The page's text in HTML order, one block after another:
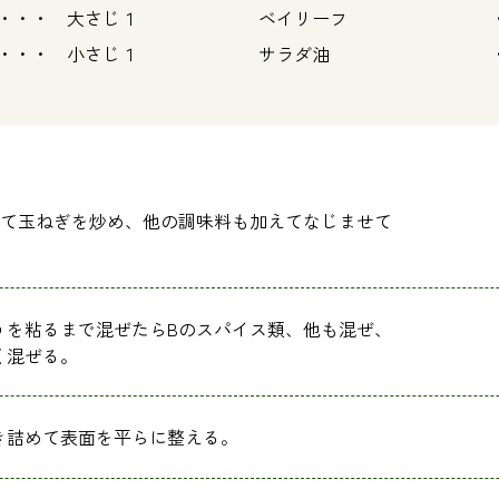
さじ１
小さじ１
ベイリーフ ・・
サラダ油 ・・
玉ねぎを炒め、他の調味料も加えてなじませて
粘るまで混ぜたらBのスパイス類、他も混ぜ、
ぜる。
めて表面を平らに整える。